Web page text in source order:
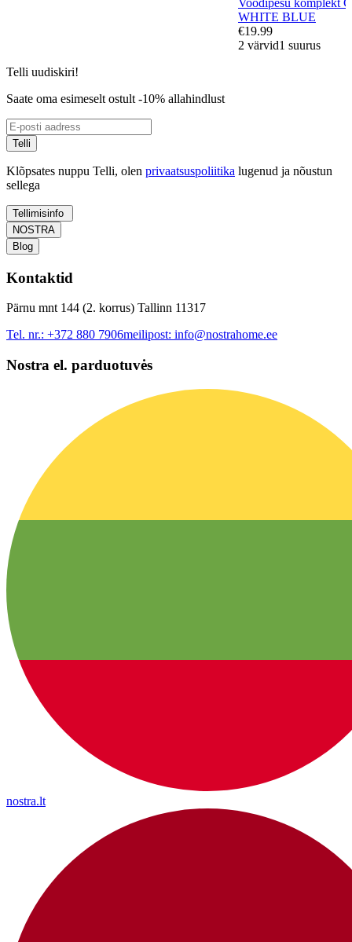
Voodipesu komplekt
WHITE BLUE
€19.99
2 värvid1 suurus
Telli uudiskiri!
Saate oma esimeselt ostult -10% allahindlust
Telli
Klõpsates nuppu Telli, olen privaatsuspoliitika lugenud ja nõustun
sellega
Tellimisinfo
NOSTRA
Blog
Kontaktid
Pärnu mnt 144 (2. korrus) Tallinn 11317
Tel. nr.: +372 880 7906meilipost: info@nostrahome.ee
Nostra el. parduotuvės
nostra.lt